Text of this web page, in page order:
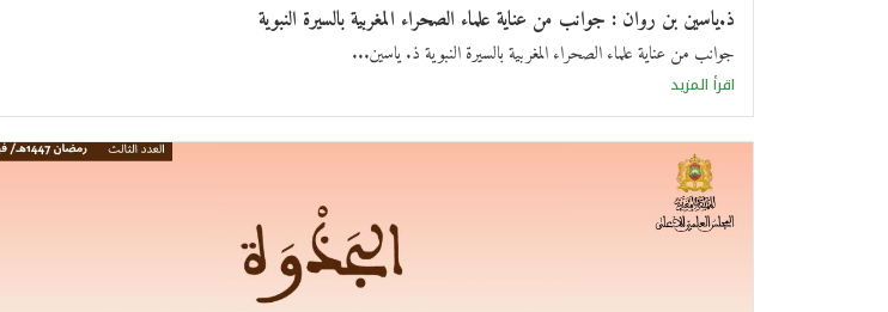
ذ.ياسين بن روان : جوانب من عناية علماء الصحراء المغربية بالسيرة النبوية
جوانب من عناية علماء الصحراء المغربية بالسيرة النبوية ذ. ياسين...
اقرأ المزيد